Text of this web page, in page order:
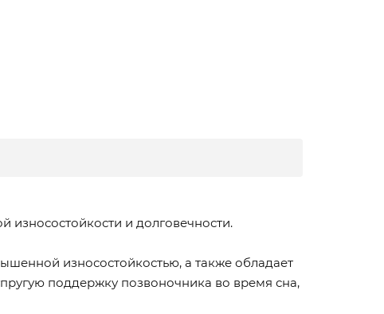
и долговечности.
износостойкостью, а также обладает
поддержку позвоночника во время сна,